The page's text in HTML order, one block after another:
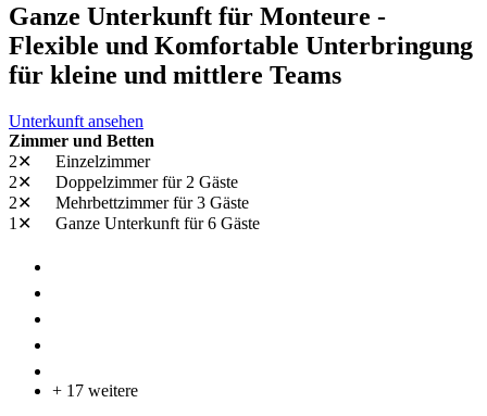
Ganze Unterkunft für Monteure -
Flexible und Komfortable Unterbringung
für kleine und mittlere Teams
Unterkunft ansehen
Zimmer und Betten
2✕
Einzelzimmer
2✕
Doppelzimmerfür 2 Gäste
2✕
Mehrbettzimmerfür 3 Gäste
1✕
Ganze Unterkunft für 6 Gäste
+ 17 weitere